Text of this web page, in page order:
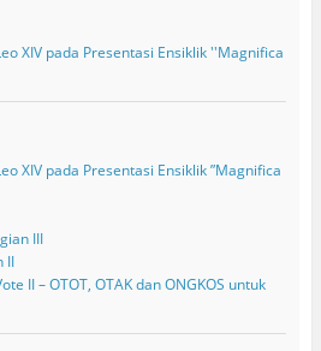
XIV pada Presentasi Ensiklik ''Magnifica
XIV pada Presentasi Ensiklik ”Magnifica
III
II
II – OTOT, OTAK dan ONGKOS untuk